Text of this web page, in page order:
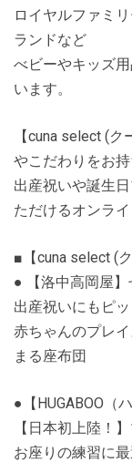
ロイヤルファミ
ランドなど
べビーやキッズ
います。
【cuna select (
やこだわりをお
出産祝いや誕生
ただけるオンラ
■【cuna select (
● 【洛中高岡屋
出産祝いにもピ
赤ちゃんのプレ
まる座布団
●【HUGABOO（
【日本初上陸！
お座りの練習に最